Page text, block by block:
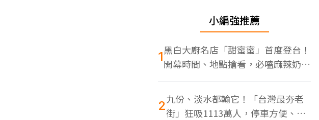
小編強推薦
1黑白大廚名店「甜蜜蜜」首度登台！
開幕時間、地點搶看，必嗑麻辣奶油
蝦
2九份、淡水都輸它！「台灣最夯老
街」狂吸1113萬人，停車方便、特